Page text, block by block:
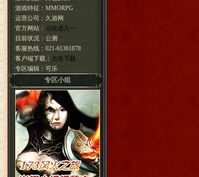
·游戏特征：MMORPG
·运营公司：久游网
·官方网站： 点此进入>>
·目前状况：公测
·客服热线：021-61361878
·客户端下载： 点击下载
·专区编辑：可乐
专区小组